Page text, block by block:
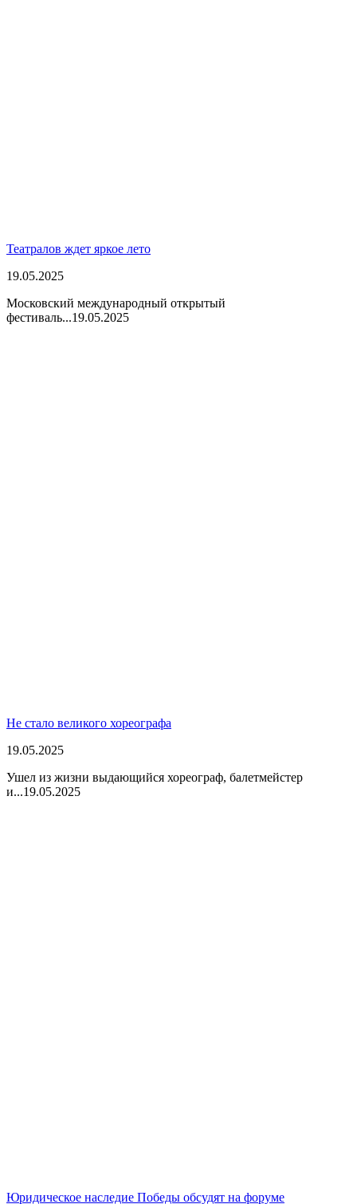
Театралов ждет яркое лето
19.05.2025
Московский международный открытый
фестиваль...19.05.2025
Не стало великого хореографа
19.05.2025
Ушел из жизни выдающийся хореограф, балетмейстер
и...19.05.2025
Юридическое наследие Победы обсудят на форуме